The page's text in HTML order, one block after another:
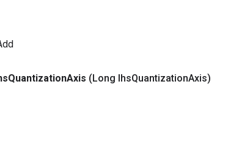
QuantizationAxis (Long lhsQuantizationAxis)